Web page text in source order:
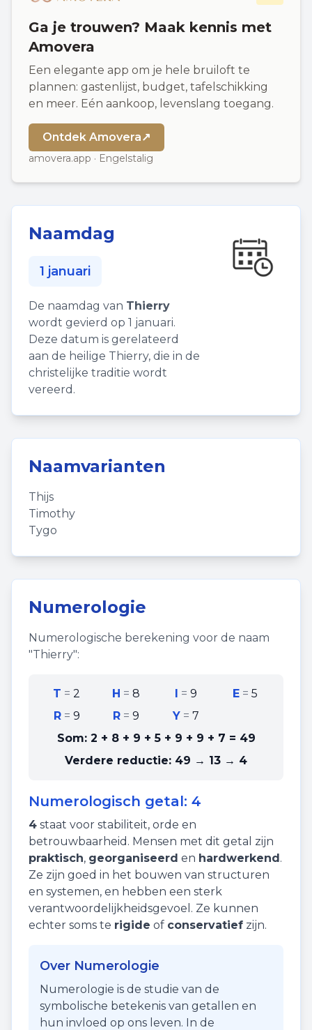
Ga je trouwen? Maak kennis met
Amovera
Een elegante app om je hele bruiloft te
plannen: gastenlijst, budget, tafelschikking
en meer. Eén aankoop, levenslang toegang.
Ontdek Amovera↗
amovera.app · Engelstalig
Naamdag
1 januari
De naamdag van Thierry
wordt gevierd op 1 januari.
Deze datum is gerelateerd
aan de heilige Thierry, die in de
christelijke traditie wordt
vereerd.
Naamvarianten
Thijs
Timothy
Tygo
Numerologie
Numerologische berekening voor de naam
"Thierry":
T =2 H =8 I = 9 E =5
R= 9 R =9 Y= 7
Som: 2 + 8 + 9 + 5 + 9 + 9 + 7 = 49
Verdere reductie: 49 → 13 → 4
Numerologisch getal: 4
4 staat voor stabiliteit, orde en
betrouwbaarheid . Mensen met dit getal zijn
praktisch, georganiseerd en hardwerkend.
Ze zijn goed in het bouwen van structuren
en systemen, en hebben een sterk
verantwoordelijkheidsgevoel. Ze kunnen
echter soms te rigide of conservatief zijn.
Over Numerologie
Numerologie is de studie van de
symbolische betekenis van getallen en
hun invloed op ons leven. In de